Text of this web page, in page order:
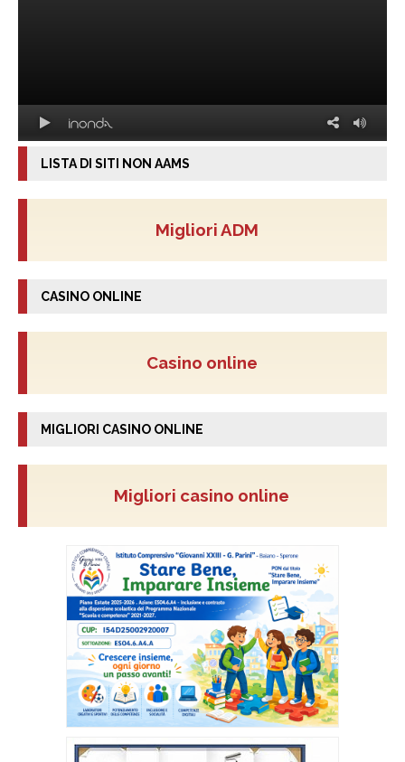
LISTA DI SITI NON AAMS
Migliori ADM
CASINO ONLINE
Casino online
MIGLIORI CASINO ONLINE
Migliori casino online